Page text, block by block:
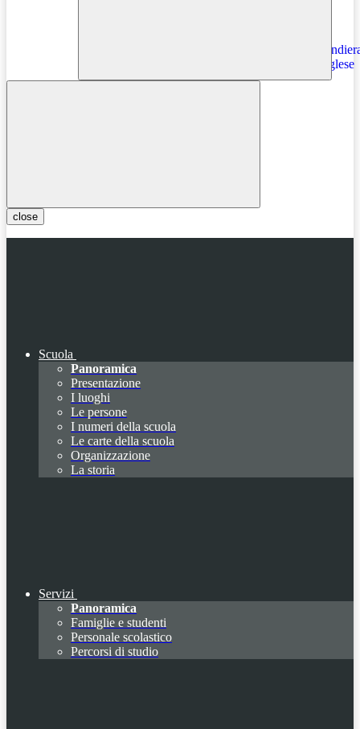
close
Scuola
Panoramica
Presentazione
I luoghi
Le persone
I numeri della scuola
Le carte della scuola
Organizzazione
La storia
Servizi
Panoramica
Famiglie e studenti
Personale scolastico
Percorsi di studio